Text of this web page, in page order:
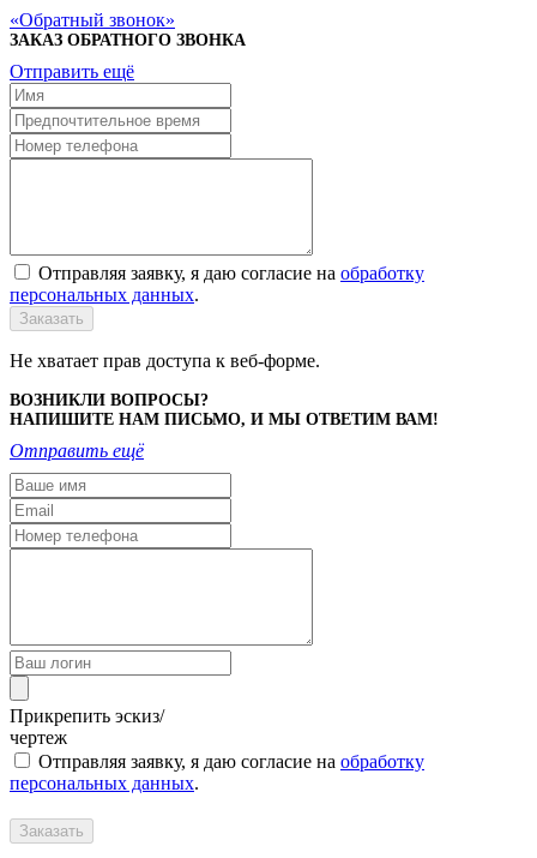
Обратный звонок
ЗАКАЗ ОБРАТНОГО ЗВОНКА
Отправить ещё
Отправляя заявку, я даю согласие на обработку
персональных данных.
Заказать
Не хватает прав доступа к веб-форме.
ВОЗНИКЛИ ВОПРОСЫ?
НАПИШИТЕ НАМ ПИСЬМО, И МЫ ОТВЕТИМ ВАМ!
Отправить ещё
Прикрепить эскиз/
чертеж
Отправляя заявку, я даю согласие на обработку
персональных данных.
Заказать